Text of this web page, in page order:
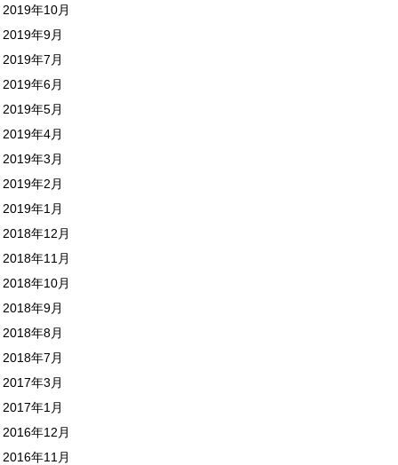
2019年10月
2019年9月
2019年7月
2019年6月
2019年5月
2019年4月
2019年3月
2019年2月
2019年1月
2018年12月
2018年11月
2018年10月
2018年9月
2018年8月
2018年7月
2017年3月
2017年1月
2016年12月
2016年11月